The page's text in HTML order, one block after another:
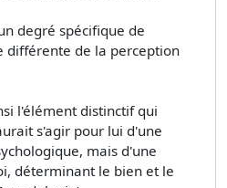
degré spécifique de
différente de la perception
l'élément distinctif qui
s'agir pour lui d'une
mais d'une
déterminant le bien et le